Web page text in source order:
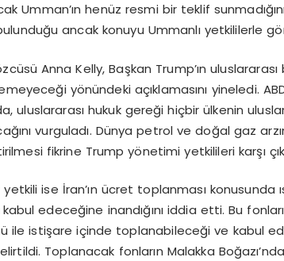
Umman’ın henüz resmi bir teklif
ancak konuyu Ummanlı yetkililerle
Anna Kelly, Başkan Trump’ın
yönündeki açıklamasını yineledi.
uluslararası hukuk gereği hiçbir ülkenin
vurguladı. Dünya petrol ve doğal gaz
fikrine Trump yönetimi yetkilileri karşı
ise İran’ın ücret toplanması konusunda
edeceğine inandığını iddia etti. Bu
ile istişare içinde toplanabileceği ve kabul
Toplanacak fonların Malakka